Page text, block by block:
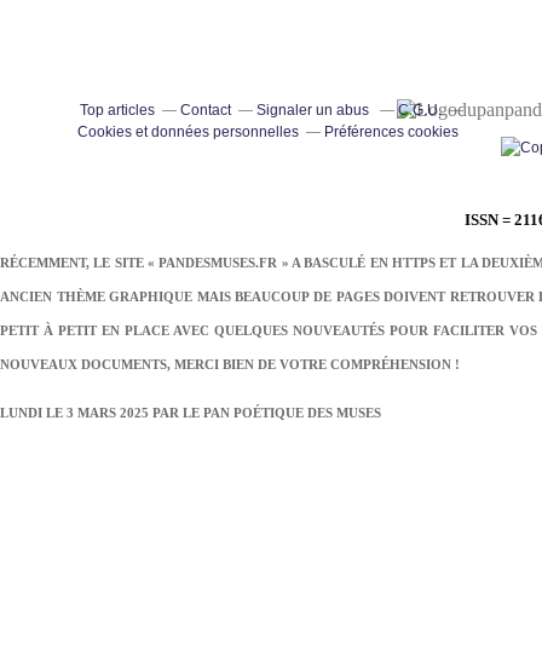
ISSN =
RÉCEMMENT, LE SITE « PANDESMUSES.FR » A BASCULÉ EN HTTPS ET LA
ANCIEN THÈME GRAPHIQUE MAIS BEAUCOUP DE PAGES DOIVENT
PETIT À PETIT EN PLACE AVEC QUELQUES NOUVEAUTÉS POUR FACILITER
NOUVEAUX DOCUMENTS, MERCI BIEN DE VOTRE COMPRÉHENSION !
LUNDI LE 3 MARS 2025 PAR LE PAN POÉTIQUE DES MUSES
Top articles Contact Signaler un abus
C.G.U.
Cookies et données personnelles
Préférences cookies